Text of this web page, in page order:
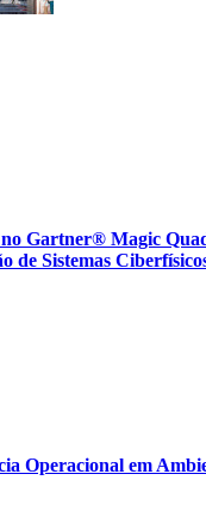
Gartner® Magic
de Sistemas
Operacional em